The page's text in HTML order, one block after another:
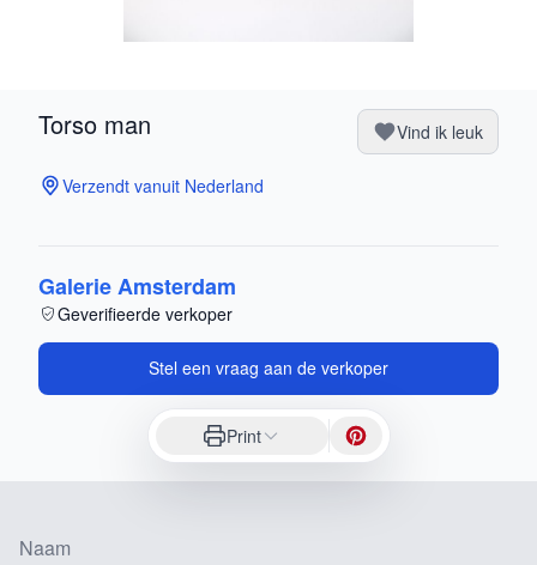
Torso man Vind ik leuk
Verzendt vanuit Nederland
Galerie Amsterdam
Geverifieerde verkoper
Stel een vraag aan de verkoper
Print
Naam